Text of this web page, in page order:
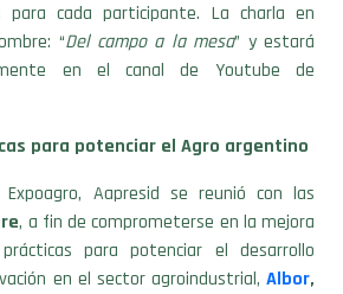
para cada participante. La charla en
“Del campo a la mesa” y estará
en el canal de Youtube de
para potenciar el Agro argentino
Aapresid se reunió con las
, a fin de comprometerse en la mejora
para potenciar el desarrollo
en el sector agroindustrial, Albor,